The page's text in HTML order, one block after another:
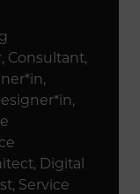
Consultant,
Digital
Service